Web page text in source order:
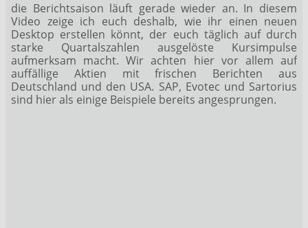
die Berichtsaison läuft gerade wieder an. In diesem
Video zeige ich euch deshalb, wie ihr einen neuen
Desktop erstellen könnt, der euch täglich auf durch
starke Quartalszahlen ausgelöste Kursimpulse
aufmerksam macht. Wir achten hier vor allem auf
auffällige Aktien mit frischen Berichten aus
Deutschland und den USA. SAP, Evotec und Sartorius
sind hier als einige Beispiele bereits angesprungen.